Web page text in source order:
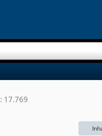
17.769